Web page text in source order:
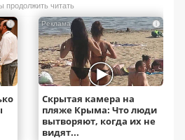
продолжить читать
i i
Скрытая камера на
пляже Крыма: Что люди
вытворяют, когда их не
видят...